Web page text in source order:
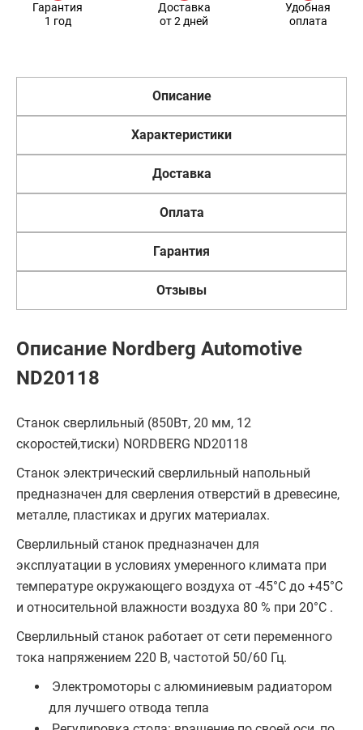
Гарантия
1 год
Доставка
от 2 дней
Удобная
оплата
Описание
Характеристики
Доставка
Оплата
Гарантия
Отзывы
Описание Nordberg Automotive
ND20118
Станок сверлильный (850Вт, 20 мм, 12
скоростей,тиски) NORDBERG ND20118
Станок электрический сверлильный напольный
предназначен для сверления отверстий в древесине,
металле, пластиках и других материалах.
Сверлильный станок предназначен для
эксплуатации в условиях умеренного климата при
температуре окружающего воздуха от -45°С до +45°С
и относительной влажности воздуха 80 % при 20°С .
Сверлильный станок работает от сети переменного
тока напряжением 220 В, частотой 50/60 Гц.
Электромоторы с алюминиевым радиатором
для лучшего отвода тепла